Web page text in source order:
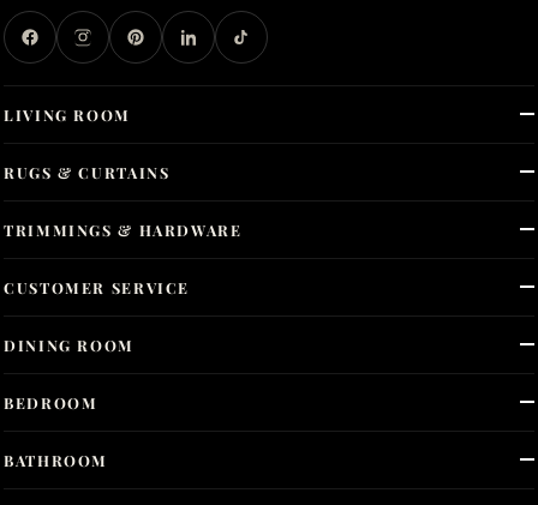
LIVING ROOM
DINING ROOM
BEDROOM
BATHROOM
RUGS & CURTAINS
TRIMMINGS & HARDWARE
CUSTOMER SERVICE